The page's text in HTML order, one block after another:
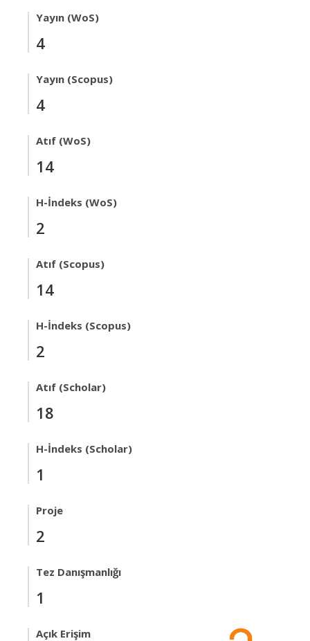
Yayın (WoS)
4
Yayın (Scopus)
4
Atıf (WoS)
14
H-İndeks (WoS)
2
Atıf (Scopus)
14
H-İndeks (Scopus)
2
Atıf (Scholar)
18
H-İndeks (Scholar)
1
Proje
2
Tez Danışmanlığı
1
Açık Erişim